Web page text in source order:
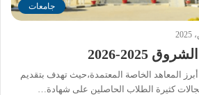
جامعات
2025-2026
المعاهد الخاصة المعتمدة،حيث تهدف بتقديم
كثيرة الطلاب الحاصلين على شهادة…